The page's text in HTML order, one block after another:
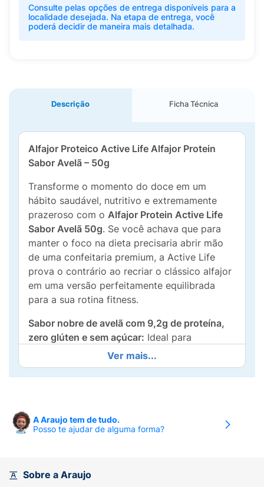
Consulte pelas opções de entrega disponíveis para a
localidade desejada. Na etapa de entrega, você
poderá decidir de maneira mais detalhada.
Descrição Ficha Técnica
Alfajor Proteico Active Life Alfajor Protein
Sabor Avelã – 50g
Transforme o momento do doce em um
hábito saudável, nutritivo e extremamente
prazeroso com o Alfajor Protein Active Life
Sabor Avelã 50g. Se você achava que para
manter o foco na dieta precisaria abrir mão
de uma confeitaria premium, a Active Life
prova o contrário ao recriar o clássico alfajor
em uma versão perfeitamente equilibrada
para a sua rotina fitness.
Sabor nobre de avelã com 9,2g de proteína,
zero glúten e sem açúcar: Ideal para
combater aquela vontade de comer um doce
no meio do dia, cada unidade de 50g entrega
impressionantes9,2g de proteínasde alto
muscular magra. Ele combina camadas de
biscoito macio, um recheio cremoso sabor
adição de açúcares
Ver mais...
A Araujo tem de tudo.
Posso te ajudar de alguma forma?
Sobre a Araujo